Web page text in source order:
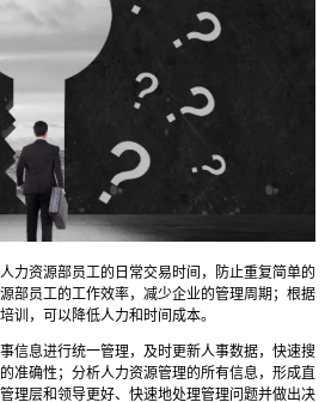
力资源部员工的日常交易时间，防止重复简单的
部员工的工作效率，减少企业的管理周期 ； 根据
训，可以降低人力和时间成本。
信息进行统一管理，及时更新人事数据，快速搜
准确性 ； 分析人力资源管理的所有信息，形成直
理层和领导更好、快速地处理管理问题并做出决